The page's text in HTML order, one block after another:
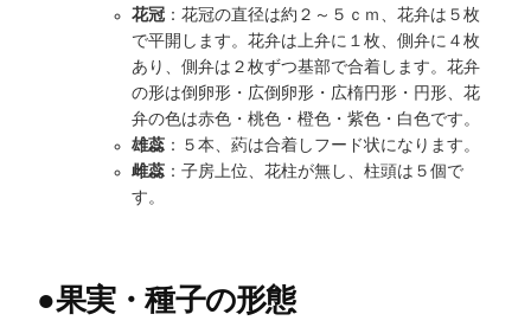
花冠 ：花冠の直径は約２～５ｃｍ、花弁は５枚
で平開します。花弁は上弁に１枚、側弁に４枚
あり、側弁は２枚ずつ基部で合着します。花弁
の形は倒卵形・広倒卵形・広楕円形・円形、花
弁の色は赤色・桃色・橙色・紫色・白色です。
雄蕊 ：５本、葯は合着しフード状になります。
雌蕊 ：子房上位、花柱が無し、柱頭は５個で
す。
●果実・種子の形態